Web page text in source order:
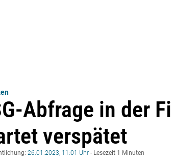
Abfrage in der
verspätet
26.01.2023, 11:01 Uhr - Lesezeit 1 Minuten